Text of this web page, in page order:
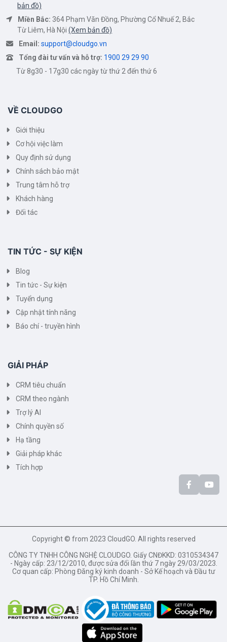
bản đồ)
Miền Bắc: 364 Phạm Văn Đồng, Phường Cổ Nhuế 2, Bắc
Từ Liêm, Hà Nội(Xem bản đồ)
Email: support@cloudgo.vn
Tổng đài tư vấn và hỗ trợ: 1900 29 29 90
Từ 8g30 - 17g30 các ngày từ thứ 2 đến thứ 6
VỀ CLOUDGO
Giới thiệu
Cơ hội việc làm
Quy định sử dụng
Chính sách bảo mật
Trung tâm hỗ trợ
Khách hàng
Đối tác
TIN TỨC - SỰ KIỆN
Blog
Tin tức - Sự kiện
Tuyển dụng
Cập nhật tính năng
Báo chí - truyền hình
GIẢI PHÁP
CRM tiêu chuẩn
CRM theo ngành
Trợ lý AI
Chính quyền số
Hạ tầng
Giải pháp khác
Tích hợp
Copyright © from 2023 CloudGO. All rights reserved
CÔNG TY TNHH CÔNG NGHỆ CLOUDGO. Giấy CNĐKKD: 0310534347
- Ngày cấp: 23/12/2010, được sửa đổi lần thứ 7 ngày 29/03/2023.
Cơ quan cấp: Phòng Đăng ký kinh doanh - Sở Kế hoạch và Đầu tư
TP. Hồ Chí Minh.